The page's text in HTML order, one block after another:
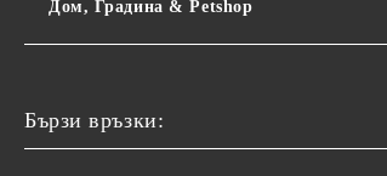
Дом, Градина & Petshop
Бързи връзки: